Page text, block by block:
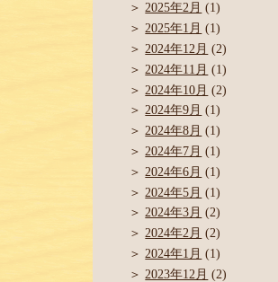
2025年2月 (1)
2025年1月 (1)
2024年12月 (2)
2024年11月 (1)
2024年10月 (2)
2024年9月 (1)
2024年8月 (1)
2024年7月 (1)
2024年6月 (1)
2024年5月 (1)
2024年3月 (2)
2024年2月 (2)
2024年1月 (1)
2023年12月 (2)